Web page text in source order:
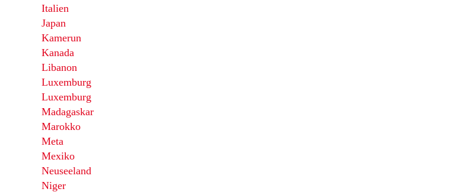
Italien
Japan
Kamerun
Kanada
Libanon
Luxemburg
Luxemburg
Madagaskar
Marokko
Meta
Mexiko
Neuseeland
Niger